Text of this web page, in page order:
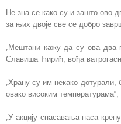
Не зна се како су и зашто ово
за њих двоје све се добро
„Мештани кажу да су ова два
Славиша Ћирић, вођа
„Храну су им некако дотурали,
овако високим
„У акцију спасавања паса